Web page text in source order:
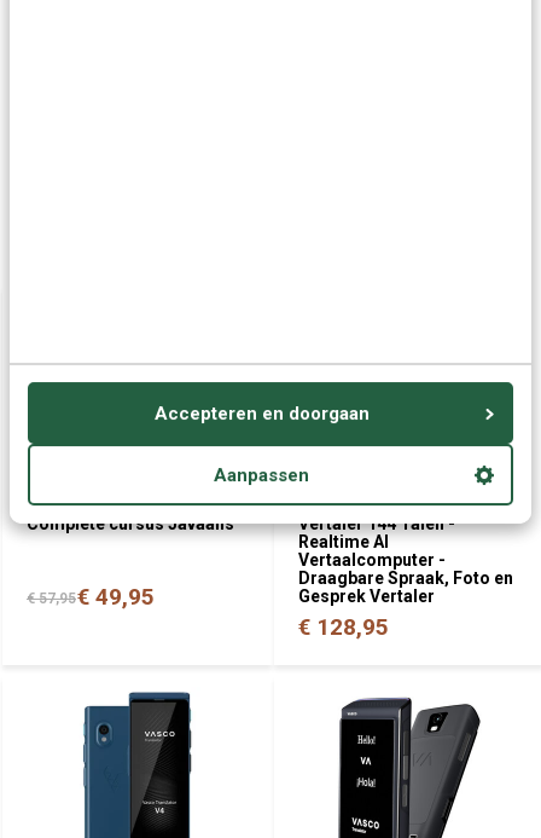
Accepteren en doorgaan
Aanpassen
Javaans leren ONLINE -
Complete cursus Javaans
€ 57,95€ 49,95
ECV10 - Slimme Zak
Vertaler 144 Talen -
Realtime AI
Vertaalcomputer -
Draagbare Spraak, Foto en
Gesprek Vertaler
€ 128,95